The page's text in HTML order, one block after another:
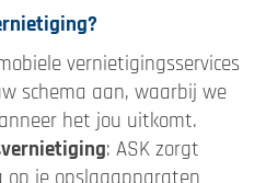
vernietigingsservices
schema aan, waarbij we
het jou uitkomt.
: ASK zorgt